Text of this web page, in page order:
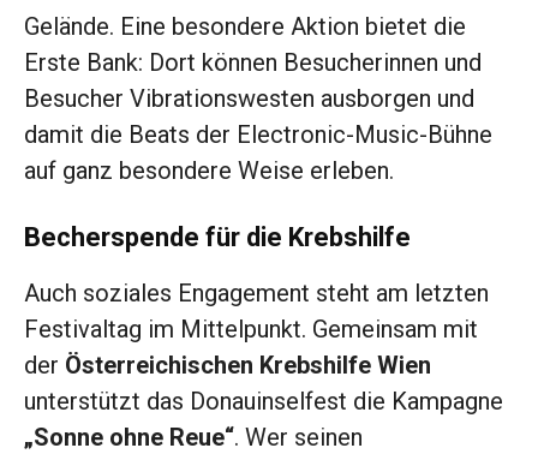
Gelände. Eine besondere Aktion bietet die
Erste Bank: Dort können Besucherinnen und
Besucher Vibrationswesten ausborgen und
damit die Beats der Electronic-Music-Bühne
auf ganz besondere Weise erleben.
Becherspende für die Krebshilfe
Auch soziales Engagement steht am letzten
Festivaltag im Mittelpunkt. Gemeinsam mit
der Österreichischen Krebshilfe Wien
unterstützt das Donauinselfest die Kampagne
„Sonne ohne Reue“. Wer seinen